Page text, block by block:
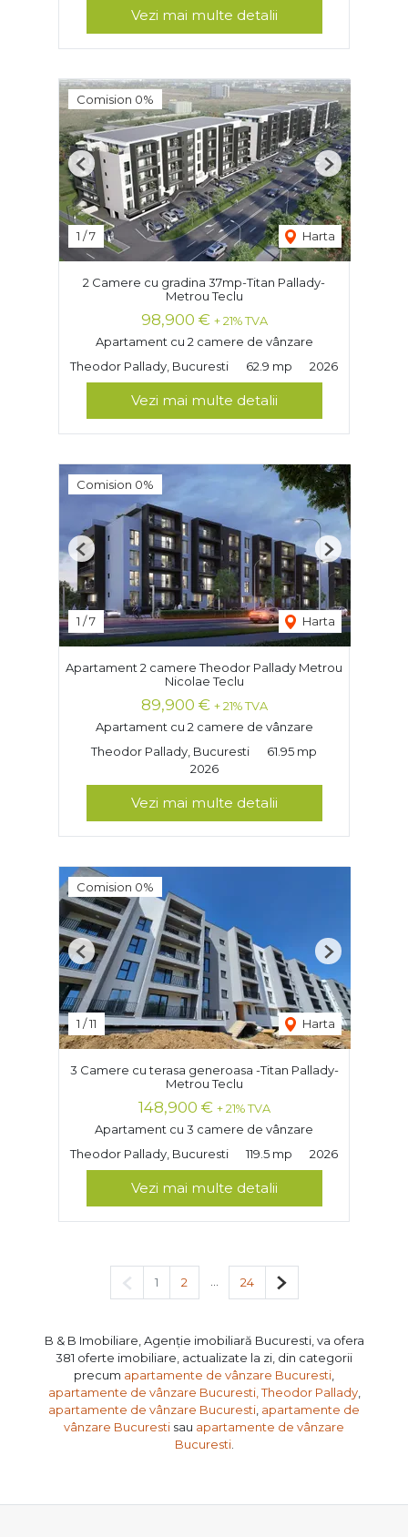
Vezi mai multe detalii
Comision 0%
1 /7 Harta
Previous Next
2 Camere cu gradina 37mp-Titan Pallady-
Metrou Teclu
98,900 € + 21% TVA
Apartament cu 2 camere de vânzare
Theodor Pallady, Bucuresti
62.9 mp 2026
Vezi mai multe detalii
Comision 0%
1 /7 Harta
Previous Next
Apartament 2 camere Theodor Pallady Metrou
Nicolae Teclu
89,900 € + 21% TVA
Apartament cu 2 camere de vânzare
Theodor Pallady, Bucuresti
61.95 mp
2026
Vezi mai multe detalii
Comision 0%
1 /11 Harta
Previous Next
3 Camere cu terasa generoasa -Titan Pallady-
Metrou Teclu
148,900 € + 21% TVA
Apartament cu 3 camere de vânzare
Theodor Pallady, Bucuresti
119.5 mp 2026
Vezi mai multe detalii
Pagina anterioară
1 2 24 Pagina următoare
B & B Imobiliare, Agenție imobiliară Bucuresti, va ofera
381 oferte imobiliare, actualizate la zi, din categorii
precum apartamente de vânzare Bucuresti
apartamente de vânzare Bucuresti, Theodor Pallady,
apartamente de vânzare Bucuresti apartamente de
vânzare Bucuresti sau apartamente de vânzare
Bucuresti.